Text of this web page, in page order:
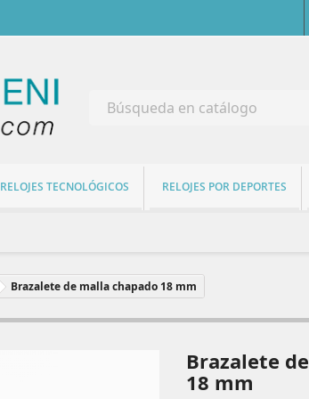
RELOJES TECNOLÓGICOS RELOJES POR DEPORTES
Brazalete de malla chapado 18 mm
Brazalete
18 mm